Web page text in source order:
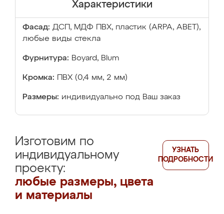
Характеристики
Фасад: ДСП, МДФ ПВХ, пластик (ARPA, ABET),
любые виды стекла
Фурнитура: Boyard, Blum
Кромка: ПВХ (0,4 мм, 2 мм)
Размеры: индивидуально под Ваш заказ
Изготовим по
индивидуальному
проекту:
любые размеры, цвета
и материалы
УЗНАТЬ
ПОДРОБНОСТИ